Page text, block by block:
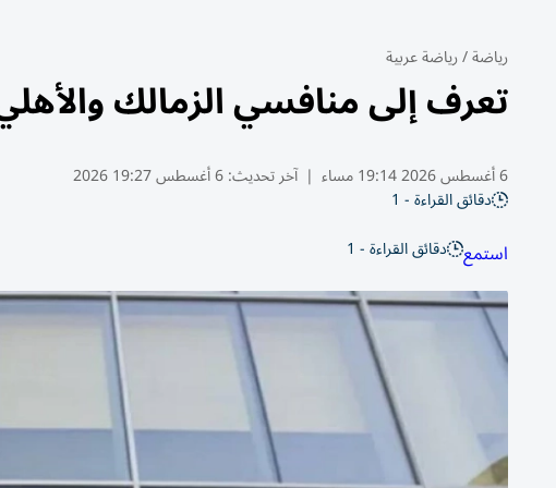
رياضة/رياضة عربية
تعرف إلى منافسي الزمالك
6 أغسطس 2026 19:14 مساء | آخر تحديث:6 أغسطس 19:27 2026
دقائق القراءة - 1
استمع دقائق القراءة - 1